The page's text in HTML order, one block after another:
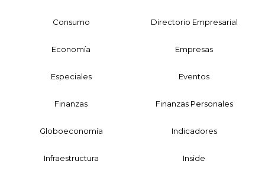
Consumo Directorio Empresarial
Economía Empresas
Especiales Eventos
Finanzas Finanzas Personales
Globoeconomía Indicadores
Infraestructura Inside